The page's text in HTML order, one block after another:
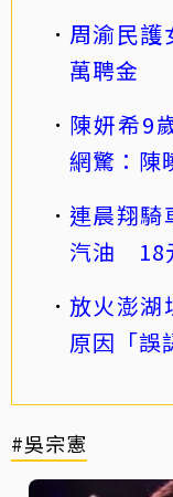
周渝民護
萬聘金
陳妍希9
網驚：陳
連晨翔騎
汽油 18
放火澎湖
原因「誤
#吳宗憲